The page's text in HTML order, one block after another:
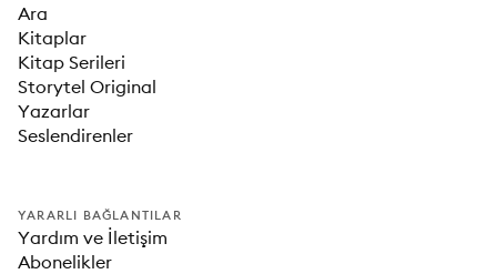
Ara
Kitaplar
Kitap Serileri
Storytel Original
Yazarlar
Seslendirenler
YARARLI BAĞLANTILAR
Yardım ve İletişim
Abonelikler